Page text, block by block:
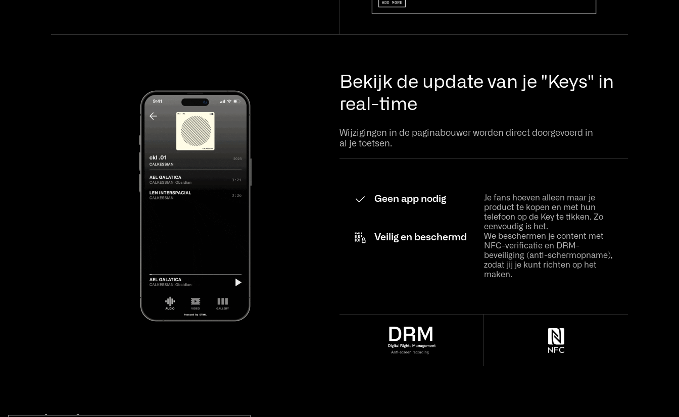
Bekijk de update van je "Keys" in
real-time
Wijzigingen in de paginabouwer worden direct doorgevoerd in
al je toetsen.
Geen app nodig
Je fans hoeven alleen maar je
product te kopen en met hun
telefoon op de Key te tikken. Zo
eenvoudig is het.
Veilig en beschermd
We beschermen je content met
NFC-verificatie en DRM-
beveiliging (anti-schermopname),
zodat jij je kunt richten op het
maken.